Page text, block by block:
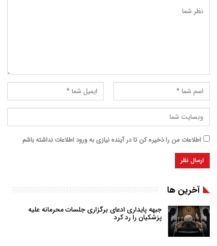
اطلاعات من را ذخیره کن تا در آینده نیازی به ورود اطلاعات نداشته باشم
آخرین ها
جبهه پایداری ادعای برگزاری جلسات محرمانه علیه
پزشکیان را رد کرد